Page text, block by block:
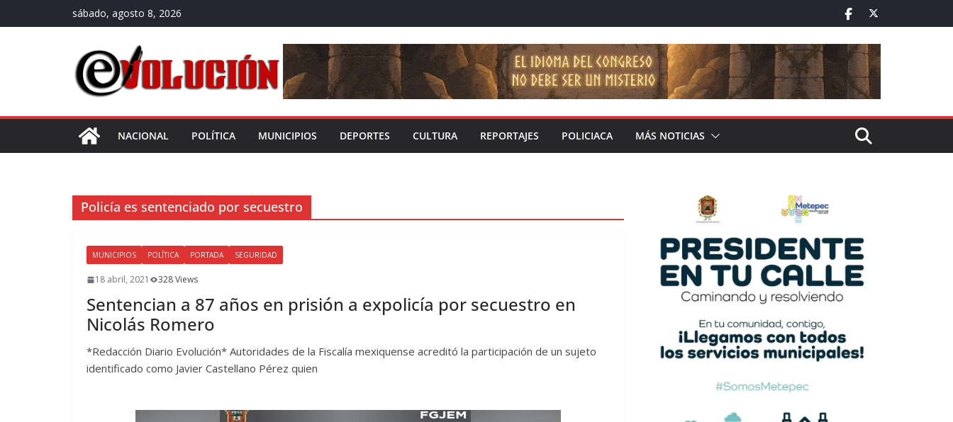
al
sábado, agosto 8, 2026
NACIONAL POLÍTICA MUNICIPIOS DEPORTES CULTURA REPORTAJES POLICIACA MÁS NOTICIAS
Policía es sentenciado por secuestro
MUNICIPIOS POLÍTICA PORTADA SEGURIDAD
18 abril, 2021 328 Views
Sentencian a 87 años en prisión a expolicía por secuestro en
Nicolás Romero
*Redacción Diario Evolución* Autoridades de la Fiscalía mexiquense acreditó la participación de un sujeto
identificado como Javier Castellano Pérez quien